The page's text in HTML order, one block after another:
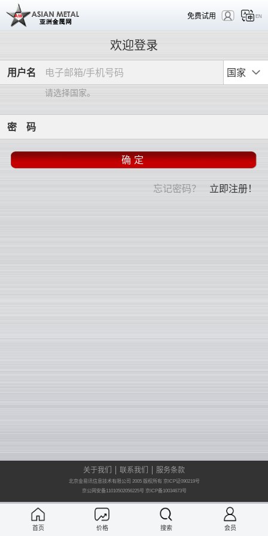
免费试用 EN
欢迎登录
用户名 国家
请选择国家。
密 码
忘记密码？ 立即注册！
首页 价格 搜索 会员
关于我们 联系我们 服务条款
北京金易讯信息技术有限公司 2005 版权所有 京ICP证090219号
京公网安备11010502056225号京ICP备10034673号